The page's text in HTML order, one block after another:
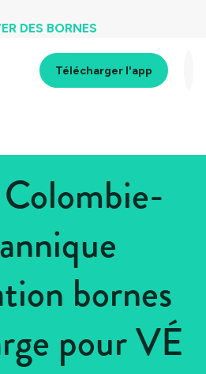
DES BORNES
Télécharger l'app
bornes
pour VÉ
> Colombie-Britannique